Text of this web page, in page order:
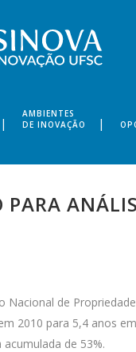
AMBIENTES
DE INOVAÇÃO
de
2010 para 5,4 anos
de 53%.